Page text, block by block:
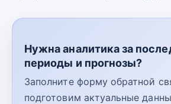
Нужна аналитика за
периоды и прогнозы?
Заполните форму обратной
подготовим актуальные